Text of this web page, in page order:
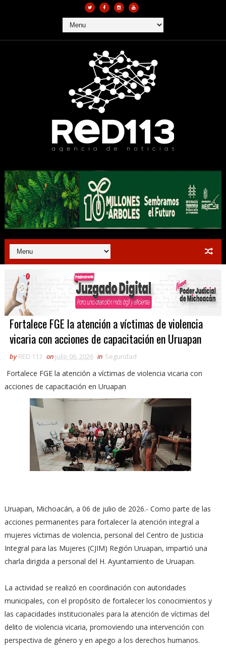
Fortalece FGE la atención a víctimas de violencia
vicaria con acciones de capacitación en Uruapan
by RED 113 on julio 06, 2026 in Seguridad
Fortalece FGE la atención a víctimas de violencia vicaria con
acciones de capacitación en Uruapan
Uruapan, Michoacán, a 06 de julio de 2026.- Como parte de las
acciones permanentes para fortalecer la atención integral a
mujeres víctimas de violencia, personal del Centro de Justicia
Integral para las Mujeres (CJIM) Región Uruapan, impartió una
charla dirigida a personal del H. Ayuntamiento de Uruapan.
La actividad se realizó en coordinación con autoridades
municipales, con el propósito de fortalecer los conocimientos y
las capacidades institucionales para la atención de víctimas del
delito de violencia vicaria, promoviendo una intervención con
perspectiva de género y en apego a los derechos humanos.